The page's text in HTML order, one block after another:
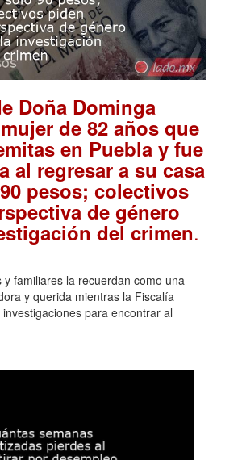
Doña Dominga
de 82 años que
en Puebla y fue
al regresar a su casa
pesos; colectivos
de género
del crimen.
y familiares la recuerdan como una
y querida mientras la Fiscalía
para encontrar al